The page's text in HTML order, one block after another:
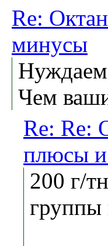
Re:
минусы
Чем
Re: Re:
плюсы
200 г/
группы